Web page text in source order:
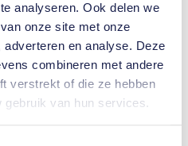
analyseren. Ook delen we
onze site met onze
en analyse. Deze
combineren met andere
verstrekt of die ze hebben
van hun services.